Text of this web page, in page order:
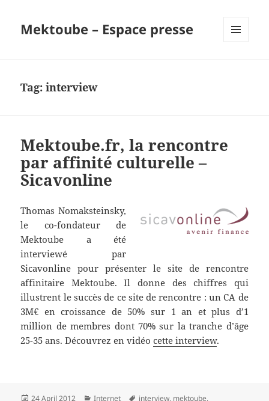
Mektoube – Espace presse
Tag:interview
Mektoube.fr, la rencontre
par affinité culturelle –
Sicavonline
Thomas Nomaksteinsky,
le co-fondateur de
Mektoube a été
interviewé par
Sicavonline pour présenter le site de rencontre
affinitaire Mektoube. Il donne des chiffres qui
illustrent le succès de ce site de rencontre : un CA de
3M€ en croissance de 50% sur 1 an et plus d’1
million de membres dont 70% sur la tranche d’âge
25-35 ans. Découvrez en vidéocette interview.
Posted
24 April 2012 Categories
Internet Tags
interview, mektoube,